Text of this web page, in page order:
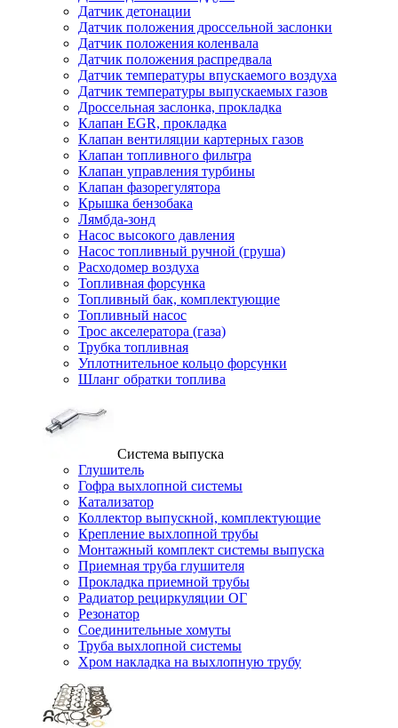
Датчик детонации
Датчик положения дроссельной заслонки
Датчик положения коленвала
Датчик положения распредвала
Датчик температуры впускаемого воздуха
Датчик температуры выпускаемых газов
Дроссельная заслонка, прокладка
Клапан EGR, прокладка
Клапан вентиляции картерных газов
Клапан топливного фильтра
Клапан управления турбины
Клапан фазорегулятора
Крышка бензобака
Лямбда-зонд
Насос высокого давления
Насос топливный ручной (груша)
Расходомер воздуха
Топливная форсунка
Топливный бак, комплектующие
Топливный насос
Трос акселератора (газа)
Трубка топливная
Уплотнительное кольцо форсунки
Шланг обратки топлива
Система выпуска
Глушитель
Гофра выхлопной системы
Катализатор
Коллектор выпускной, комплектующие
Крепление выхлопной трубы
Монтажный комплект системы выпуска
Приемная труба глушителя
Прокладка приемной трубы
Радиатор рециркуляции ОГ
Резонатор
Соединительные хомуты
Труба выхлопной системы
Хром накладка на выхлопную трубу